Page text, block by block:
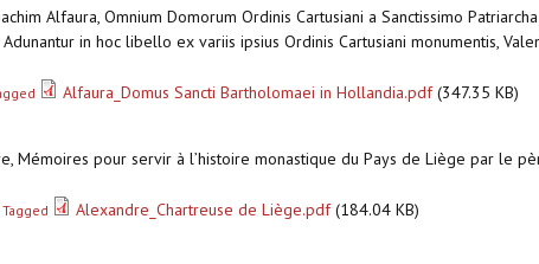
Alfaura, Omnium Domorum Ordinis Cartusiani a Sanctissimo
in hoc libello ex variis ipsius Ordinis Cartusiani monumentis,
Alfaura_Domus Sancti Bartholomaei in Hollandia.pdf(347.35 KB)
Mémoires pour servir à l’histoire monastique du Pays de Liège par le
Tagged Alexandre_Chartreuse de Liège.pdf(184.04 KB)